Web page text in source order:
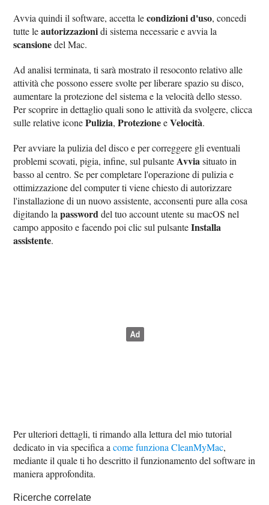
Avvia quindi il software, accetta lecondizioni d'uso, concedi
tutte leautorizzazionidi sistema necessarie e avvia la
scansionedel Mac.
Ad analisi terminata, ti sarà mostrato il resoconto relativo alle
attività che possono essere svolte per liberare spazio su disco,
aumentare la protezione del sistema e la velocità dello stesso.
Per scoprire in dettaglio quali sono le attività da svolgere, clicca
sulle relative iconePulizia,ProtezioneeVelocità.
Per avviare la pulizia del disco e per correggere gli eventuali
problemi scovati, pigia, infine, sul pulsante Avviasituato in
basso al centro. Se per completare l'operazione di pulizia e
ottimizzazione del computer ti viene chiesto di autorizzare
l'installazione di un nuovo assistente, acconsenti pure alla cosa
digitando lapassworddel tuo account utente su macOS nel
campo apposito e facendo poi clic sul pulsanteInstalla
assistente.
Per ulteriori dettagli, ti rimando alla lettura del mio tutorial
dedicato in via specifica acome funziona CleanMyMac,
mediante il quale ti ho descritto il funzionamento del software in
maniera approfondita.